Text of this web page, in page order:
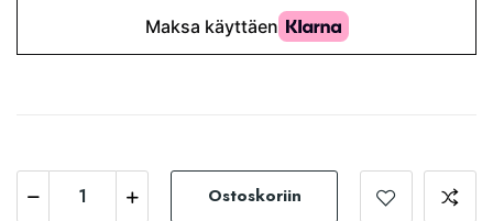
Ostoskoriin